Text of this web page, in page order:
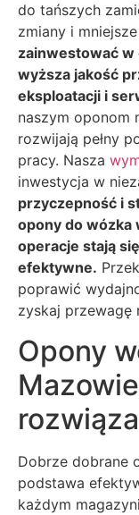
do tańszych
zmiany i
zainwestować w
wyższa jakość
eksploatacji i
naszym oponom
rozwijają pełny
pracy. Nasza
inwestycja w
przyczepność i
opony do wózka
operacje stają
efektywne.
poprawić
zyskaj przewagę
Opony
Dobrze dobrane
podstawa
każdym